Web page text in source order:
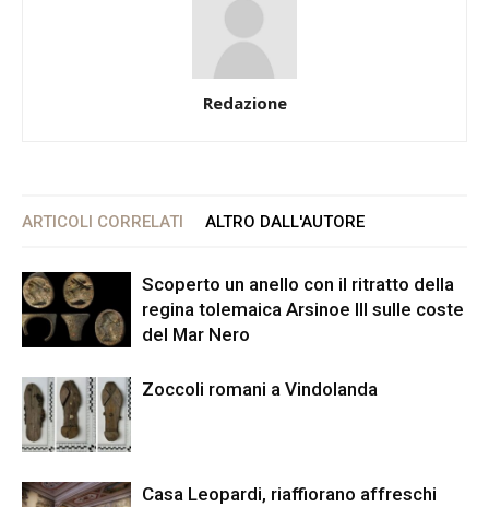
Redazione
ARTICOLI CORRELATI ALTRO DALL'AUTORE
Scoperto un anello con il ritratto della
regina tolemaica Arsinoe III sulle coste
del Mar Nero
Zoccoli romani a Vindolanda
Casa Leopardi, riaffiorano affreschi